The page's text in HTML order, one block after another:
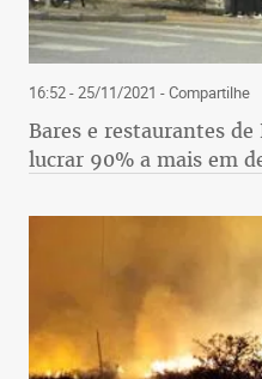
16:52 - 25/11/2021 - Compartilhe
Bares e restaurantes
lucrar 90% a mais em